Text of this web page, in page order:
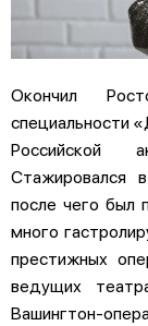
Окончил
специальности
Российской
Стажировался
после чего был
много
престижных
ведущих
Вашингтон-